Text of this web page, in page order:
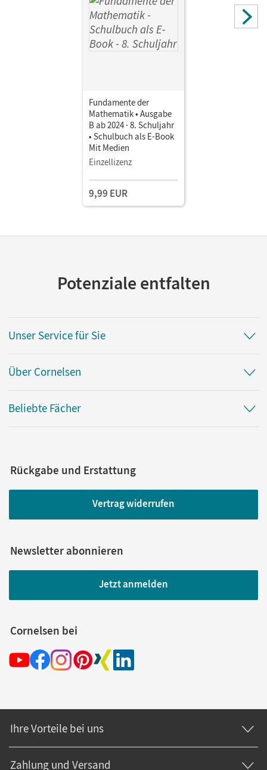
Fundamente der
Mathematik • Ausgabe
B ab 2024 · 8. Schuljahr
• Schulbuch als E-Book
Mit Medien
Einzellizenz
9,99 EUR
Potenziale entfalten
Unser Service für Sie
Über Cornelsen
Beliebte Fächer
Rückgabe und Erstattung
Vertrag widerrufen
Newsletter abonnieren
Jetzt anmelden
Cornelsen bei
Ihre Vorteile bei uns
Zahlung und Versand